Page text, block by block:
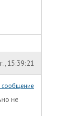
15:39:21
сообщение
не